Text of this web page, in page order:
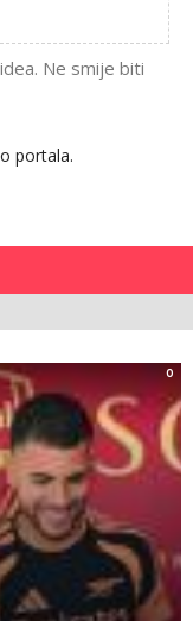
Ne smije biti
portala.
0